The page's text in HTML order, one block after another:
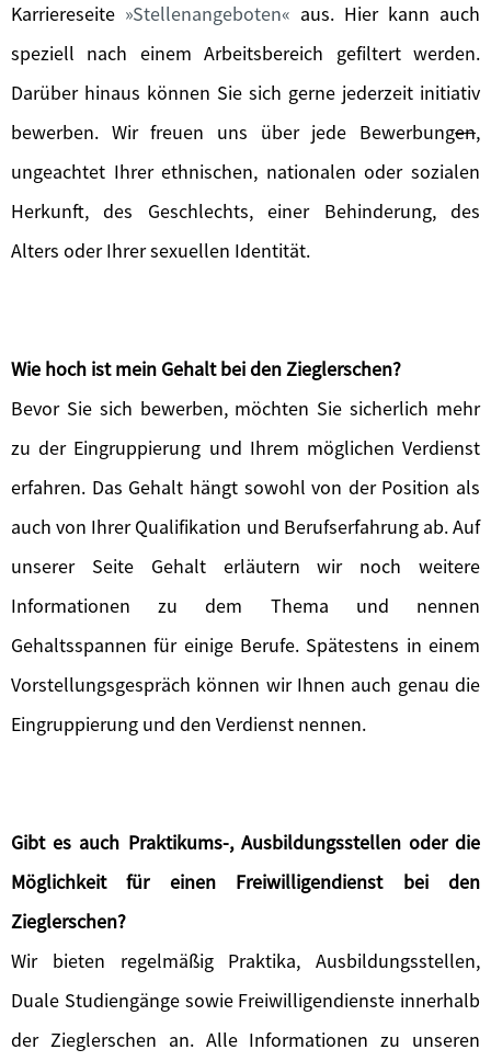
Karriereseite
Stellenangeboten
aus. Hier kann auch
speziell nach einem Arbeitsbereich gefiltert werden.
Darüber hinaus können Sie sich gerne jederzeit initiativ
bewerben. Wir freuen uns über jede Bewerbungen,
ungeachtet Ihrer ethnischen, nationalen oder sozialen
Herkunft, des Geschlechts, einer Behinderung, des
Alters oder Ihrer sexuellen Identität.
Wie hoch ist mein Gehalt bei den Zieglerschen?
Bevor Sie sich bewerben, möchten Sie sicherlich mehr
zu der Eingruppierung und Ihrem möglichen Verdienst
erfahren. Das Gehalt hängt sowohl von der Position als
auch von Ihrer Qualifikation und Berufserfahrung ab. Auf
unserer Seite Gehalt erläutern wir noch weitere
Informationen zu dem Thema und nennen
Gehaltsspannen für einige Berufe. Spätestens in einem
Vorstellungsgespräch können wir Ihnen auch genau die
Eingruppierung und den Verdienst nennen.
Gibt es auch Praktikums-, Ausbildungsstellen oder die
Möglichkeit für einen Freiwilligendienst bei den
Zieglerschen?
Wir bieten regelmäßig Praktika, Ausbildungsstellen,
Duale Studiengänge sowie Freiwilligendienste innerhalb
der Zieglerschen an. Alle Informationen zu unseren